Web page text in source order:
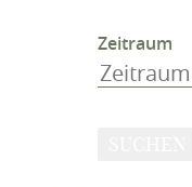
Zeitraum